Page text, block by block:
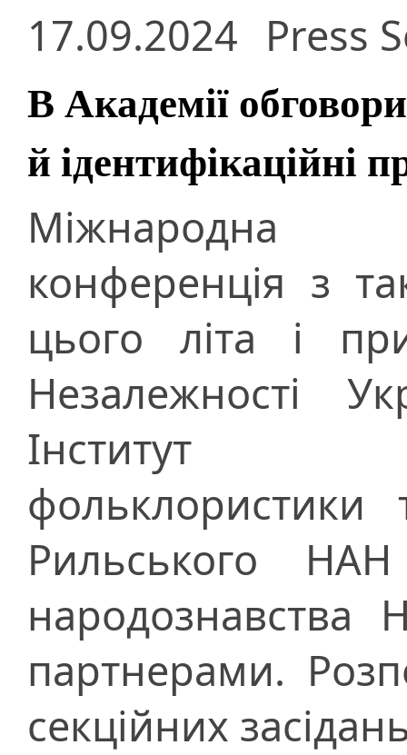
17.09.2024 Press
В Академії
й ідентифікаційні
Міжнародна
конференція з
цього літа і
Незалежності
Інститут
Рильського
народознавства
партнерами.
секційних